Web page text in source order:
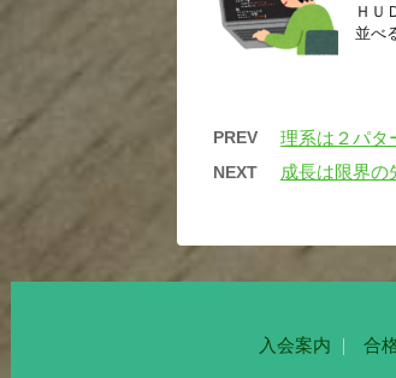
ＨＵ
並べ
PREV 理系は２パタ
NEXT 成長は限界の
入会案内 合